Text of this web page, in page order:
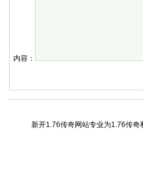
内容：
新开1.76传奇网站专业为1.76传